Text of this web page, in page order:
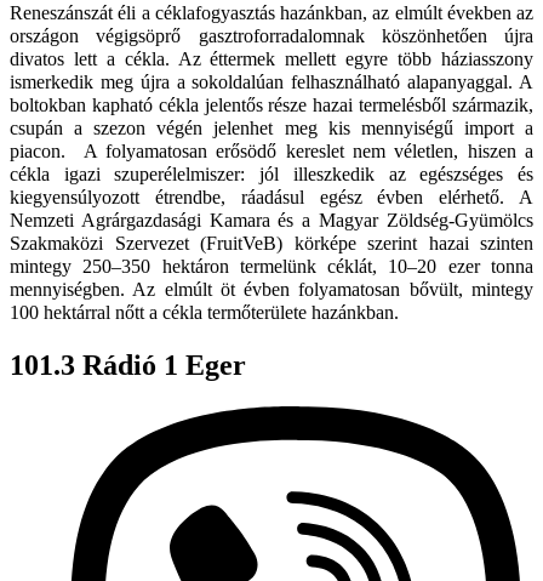
Reneszánszát éli a céklafogyasztás hazánkban, az elmúlt években az
országon végigsöprő gasztroforradalomnak köszönhetően újra
divatos lett a cékla. Az éttermek mellett egyre több háziasszony
ismerkedik meg újra a sokoldalúan felhasználható alapanyaggal. A
boltokban kapható cékla jelentős része hazai termelésből származik,
csupán a szezon végén jelenhet meg kis mennyiségű import a
piacon. A folyamatosan erősödő kereslet nem véletlen, hiszen a
cékla igazi szuperélelmiszer: jól illeszkedik az egészséges és
kiegyensúlyozott étrendbe, ráadásul egész évben elérhető. A
Nemzeti Agrárgazdasági Kamara és a Magyar Zöldség-Gyümölcs
Szakmaközi Szervezet (FruitVeB) körképe szerint hazai szinten
mintegy 250–350 hektáron termelünk céklát, 10–20 ezer tonna
mennyiségben. Az elmúlt öt évben folyamatosan bővült, mintegy
100 hektárral nőtt a cékla termőterülete hazánkban.
101.3 Rádió 1 Eger